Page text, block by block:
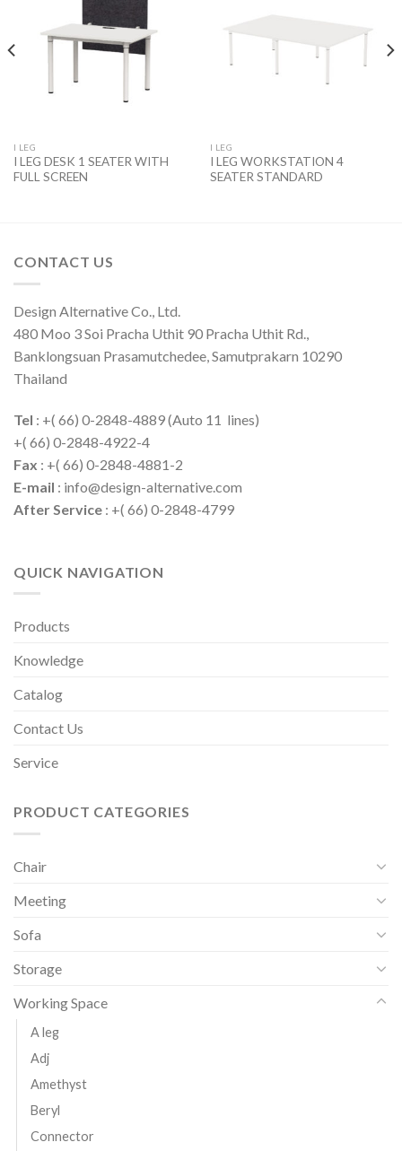
I LEG
I LEG DESK 1 SEATER WITH
FULL SCREEN
I LEG
I LEG WORKSTATION 4
SEATER STANDARD
CONTACT US
Design Alternative Co., Ltd.
480 Moo 3 Soi Pracha Uthit 90 Pracha Uthit Rd.,
Banklongsuan Prasamutchedee, Samutprakarn 10290
Thailand
Tel : +( 66) 0-2848-4889 (Auto 11 lines)
+( 66) 0-2848-4922-4
Fax : +( 66) 0-2848-4881-2
E-mail : info@design-alternative.com
After Service : +( 66) 0-2848-4799
QUICK NAVIGATION
Products
Knowledge
Catalog
Contact Us
Service
PRODUCT CATEGORIES
Chair
Meeting
Sofa
Storage
Working Space
A leg
Adj
Amethyst
Beryl
Connector